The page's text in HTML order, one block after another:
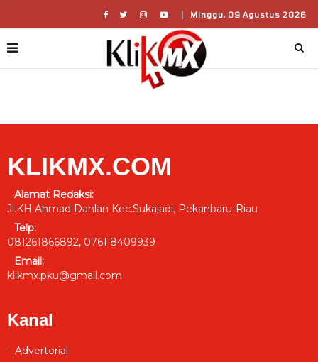
| Minggu, 09 Agustus 2026
KLIKMX.COM
Alamat Redaksi:
Jl.KH Ahmad Dahlan Kec.Sukajadi, Pekanbaru-Riau
Telp:
081261866892, 0761 8409939
Email:
klikmx.pku@gmail.com
Kanal
Advertorial